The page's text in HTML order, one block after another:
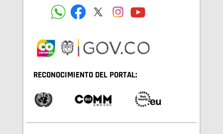
RECONOCIMIENTO DEL PORTAL: